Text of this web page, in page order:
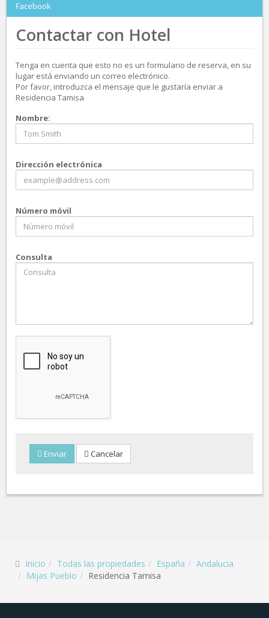
Facebook
Contactar con Hotel
Tenga en cuenta que esto no es un formulario de reserva, en su
lugar está enviando un correo electrónico.
Por favor, introduzca el mensaje que le gustaría enviar a
Residencia Tamisa
Nombre:
Dirección electrónica
Número móvil
Consulta
Enviar Cancelar
Inicio Todas las propiedades España
Andalucia
Mijas Pueblo
Residencia Tamisa